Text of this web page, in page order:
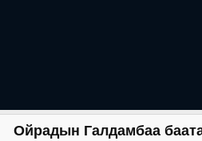
Ойрадын Галдамбаа